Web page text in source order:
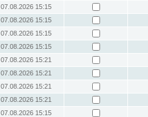
07.08.2026 15:15
07.08.2026 15:15
07.08.2026 15:15
07.08.2026 15:15
07.08.2026 15:21
07.08.2026 15:21
07.08.2026 15:21
07.08.2026 15:21
07.08.2026 15:15